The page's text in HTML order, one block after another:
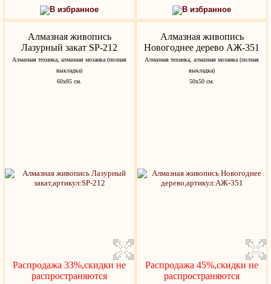
В избранное В избранное
Алмазная живопись
Лазурный закат SP-212
Алмазная техника, алмазная мозаика (полная
выкладка)
60х85 см.
Распродажа 33%,скидки не
распространяются
Алмазная живопись
Новогоднее дерево АЖ-351
Алмазная техника, алмазная мозаика (полная
выкладка)
50х50 см.
Распродажа 45%,скидки не
распространяются